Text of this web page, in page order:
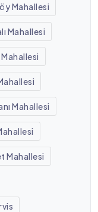
Mahallesi
Mahallesi
Mahallesi
Mahallesi